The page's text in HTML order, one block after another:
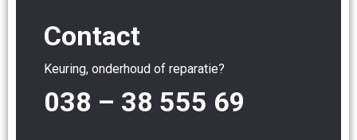
Contact
Keuring, onderhoud of reparatie?
038 – 38 555 69